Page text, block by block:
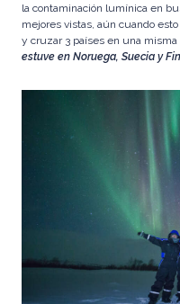
la contaminación lumínica en
mejores vistas, aún cuando
y cruzar 3 países en una misma
estuve en Noruega, Suecia y